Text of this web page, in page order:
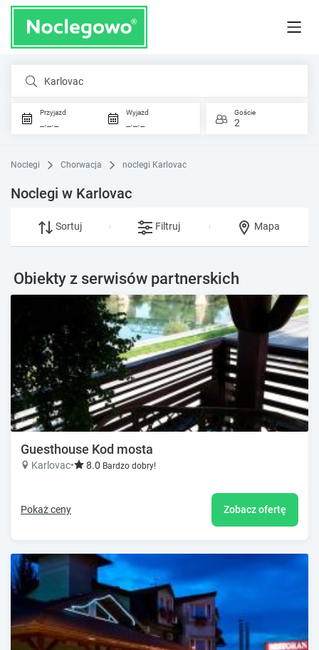
Karlovac
Przyjazd
_._._
Wyjazd
_._._
Goście
2
Noclegi Chorwacja noclegi Karlovac
Noclegi w Karlovac
Sortuj Filtruj Mapa
Obiekty z serwisów partnerskich
Guesthouse Kod mosta
Karlovac• 8.0 Bardzo dobry!
Pokaż ceny Zobacz ofertę